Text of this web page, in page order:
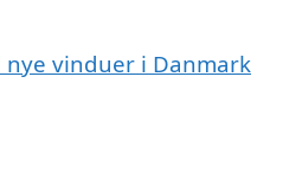
vinduer i Danmark